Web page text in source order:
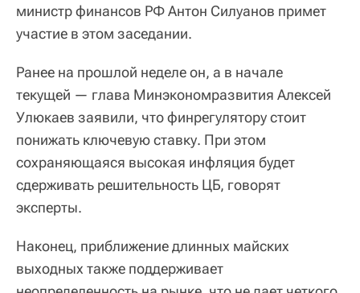
министр финансов РФ Антон Силуанов примет
участие в этом заседании.
Ранее на прошлой неделе он, а в начале
текущей — глава Минэкономразвития Алексей
Улюкаев заявили, что финрегулятору стоит
понижать ключевую ставку. При этом
сохраняющаяся высокая инфляция будет
сдерживать решительность ЦБ, говорят
эксперты.
Наконец, приближение длинных майских
выходных также поддерживает